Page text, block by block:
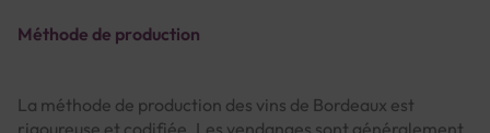
Méthode de production
La méthode de production des vins de Bordeaux est
rigoureuse et codifiée. Les vendanges sont généralement